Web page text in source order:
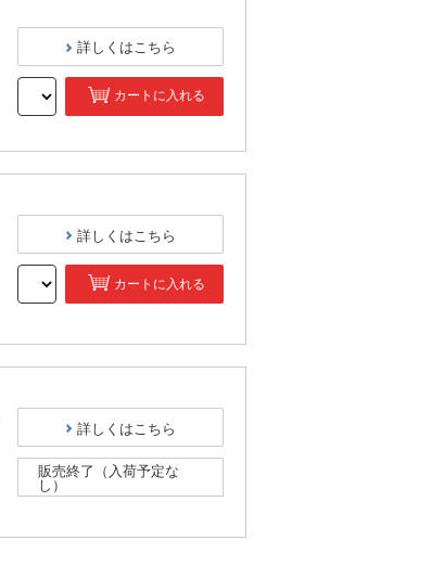
詳しくはこちら
カートに入れる
詳しくはこちら
カートに入れる
詳しくはこちら
販売終了（入荷予定な
し）